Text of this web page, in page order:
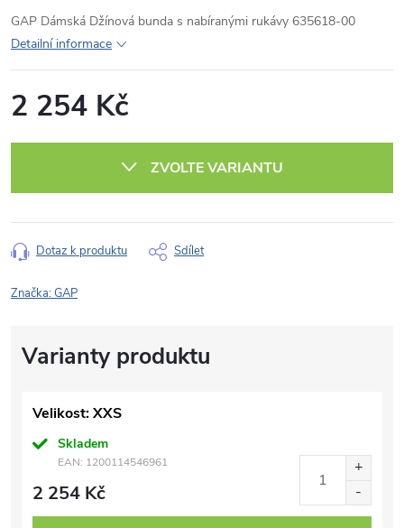
GAP Dámská Džínová bunda s nabíranými rukávy 635618-00
Detailní informace
2 254 Kč
ZVOLTE VARIANTU
Dotaz k produktu Sdílet
Značka:GAP
Velikost: XXS
Skladem
EAN: 1200114546961
2 254 Kč